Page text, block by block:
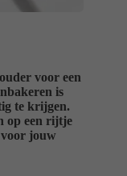
voor een
is
te krijgen.
op een rijtje
jouw